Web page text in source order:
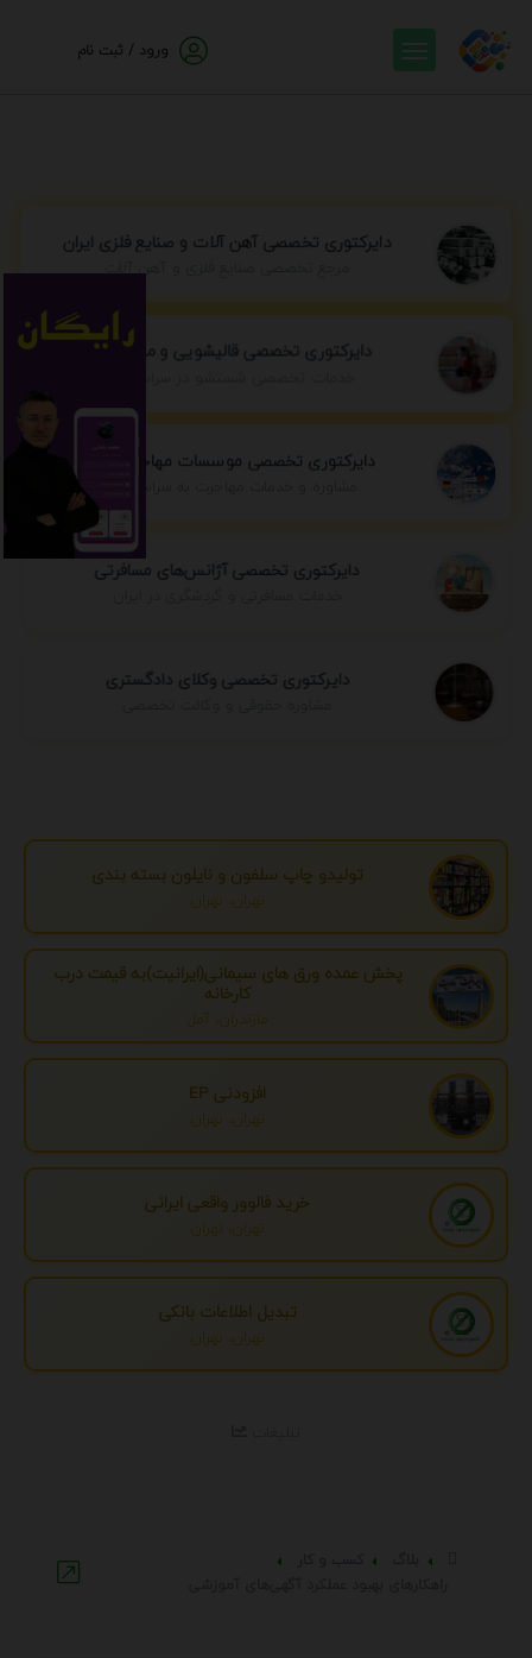
ورود / ثبت نام
دایرکتوری تخصصی آهن آلات و صنایع فلزی ایران
مرجع تخصصی صنایع فلزی و آهن آلات
دایرکتوری تخصصی قالیشویی و مبل شویی
دایرکتوری تخصصی موسسات مهاجرتی ایران
مشاوره و خدمات مهاجرت به سراسر جهان
دایرکتوری تخصصی آژانس‌های مسافرتی
دایرکتوری تخصصی وکلای دادگستری
تولیدو چاپ سلفون و نایلون بسته بندی
تهران، تهران
پخش عمده ورق های سیمانی(ایرانیت)به قیمت درب
کارخانه
مازندران، آمل
افزودنی EP
تهران، تهران
خرید فالوور واقعی ایرانی
تهران، تهران
تبدیل اطلاعات بانکی
تهران، تهران